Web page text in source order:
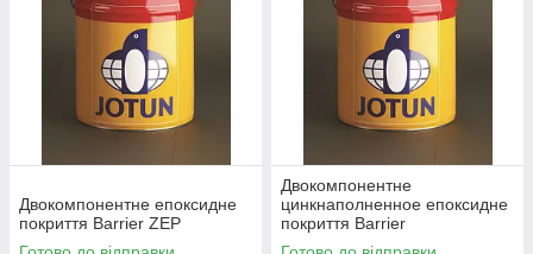
Двокомпонентне епоксидне
покриття Barrier ZEP
Двокомпонентне
цинкнаполненное епоксидне
покриття Barrier